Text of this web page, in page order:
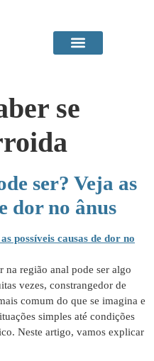
se
ser? Veja as
dor no ânus
na região anal pode ser algo
vezes, constrangedor de
comum do que se imagina e
simples até condições
Neste artigo, vamos explicar